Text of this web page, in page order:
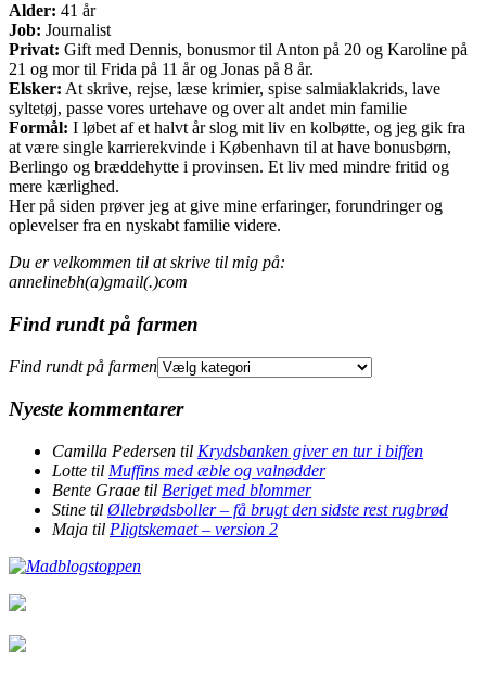
Alder: 41 år
Job: Journalist
Privat: Gift med Dennis, bonusmor til Anton på 20 og Karoline på
21 og mor til Frida på 11 år og Jonas på 8 år.
Elsker: At skrive, rejse, læse krimier, spise salmiaklakrids, lave
syltetøj, passe vores urtehave og over alt andet min familie
Formål: I løbet af et halvt år slog mit liv en kolbøtte, og jeg gik fra
at være single karrierekvinde i København til at have bonusbørn,
Berlingo og bræddehytte i provinsen. Et liv med mindre fritid og
mere kærlighed.
Her på siden prøver jeg at give mine erfaringer, forundringer og
oplevelser fra en nyskabt familie videre.
Du er velkommen til at skrive til mig på:
annelinebh(a)gmail(.)com
Find rundt på farmen
Find rundt på farmen
Nyeste kommentarer
Camilla Pedersen til Krydsbanken giver en tur i biffen
Lotte til Muffins med æble og valnødder
Bente Graae til Beriget med blommer
Stine til Øllebrødsboller – få brugt den sidste rest rugbrød
Maja til Pligtskemaet – version 2